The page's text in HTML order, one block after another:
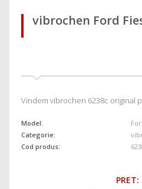
vibrochen Ford
Vindem vibrochen 6238c original
Model:
Categorie:
Cod produs:
PRET: